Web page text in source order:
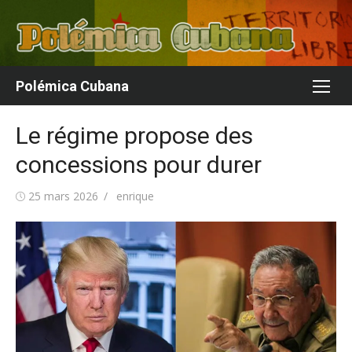
contenu
Polémica Cubana
Le régime propose des
concessions pour durer
Publié25 mars 2026 Auteur/autrice
enrique